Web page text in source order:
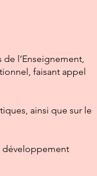
l’Enseignement,
faisant appel
ainsi que sur le
développement